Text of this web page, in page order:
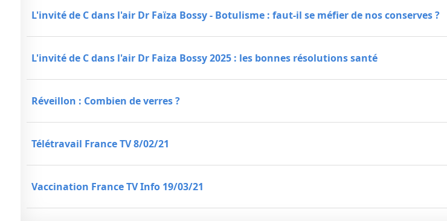
L'invité de C dans l'air Dr Faïza Bossy - Botulisme : faut-il se méfier de nos conserves ?
L'invité de C dans l'air Dr Faiza Bossy 2025 : les bonnes résolutions santé
Réveillon : Combien de verres ?
Télétravail France TV 8/02/21
Vaccination France TV Info 19/03/21